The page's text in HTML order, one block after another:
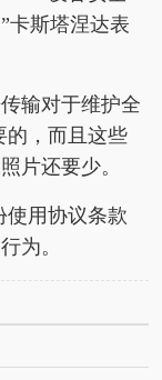
卡斯塔涅达表
输对于维护全
的，而且这些
片还要少。
使用协议条款
为。